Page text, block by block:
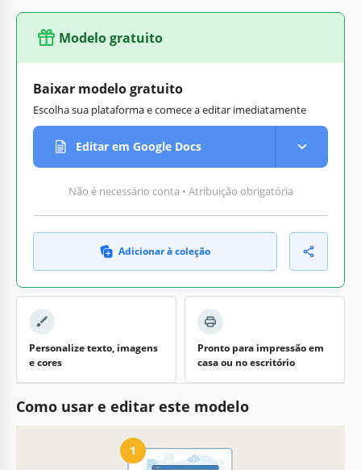
Modelo gratuito
Baixar modelo gratuito
Escolha sua plataforma e comece a editar imediatamente
Editar em Google Docs
Não é necessário conta • Atribuição obrigatória
Adicionar à coleção
Personalize texto, imagens
e cores
Pronto para impressão em
casa ou no escritório
Como usar e editar este modelo
1